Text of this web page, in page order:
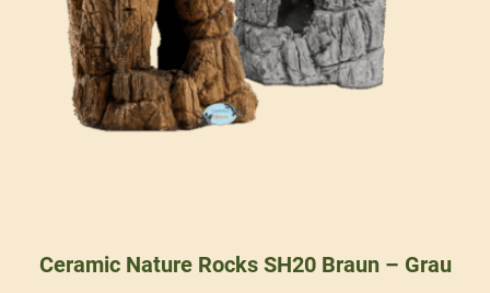
Ceramic Nature Rocks SH20 Braun – Grau